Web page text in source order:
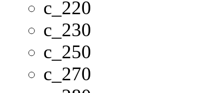
c_220
c_230
c_250
c_270